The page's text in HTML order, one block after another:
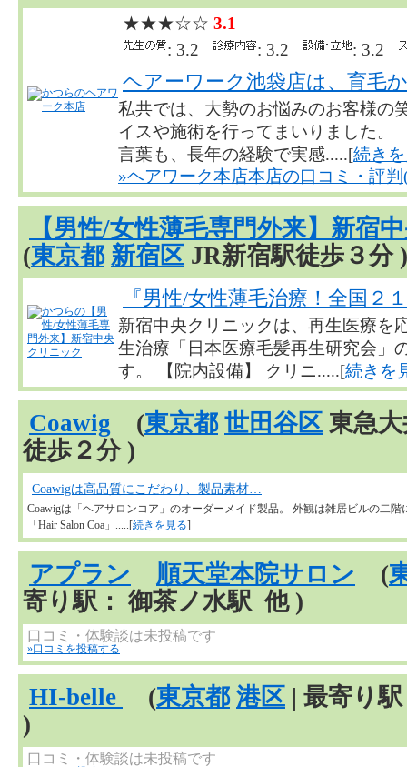
★★★☆☆ 3.1
: 3.2
: 3.2 : 3.2
ヘアーワーク池袋店は、育毛
私共では、大勢のお悩みのお客様の
イスや施術を行ってまいりました。
言葉も、長年の経験で実感.....[続き
»ヘアワーク本店本店の口コミ・評判
【男性/女性薄毛専門外来】新宿
(東京都 新宿区 JR新宿駅徒歩３分 )
『男性/女性薄毛治療！全国２
新宿中央クリニックは、再生医療を
生治療「日本医療毛髪再生研究会」
す。 【院内設備】 クリニ.....[続きを
Coawig (東京都 世田谷区 東急
徒歩２分 )
Coawigは高品質にこだわり、製品素材…
Coawigは「ヘアサロンコア」のオーダーメイド製品。 外観は雑居ビルの二
「Hair Salon Coa」.....[続きを見る]
アプラン 順天堂本院サロン (
寄り駅： 御茶ノ水駅 他 )
口コミ・体験談は未投稿です
»口コミを投稿する
HI-belle (東京都 港区 | 最寄り
)
口コミ・体験談は未投稿です